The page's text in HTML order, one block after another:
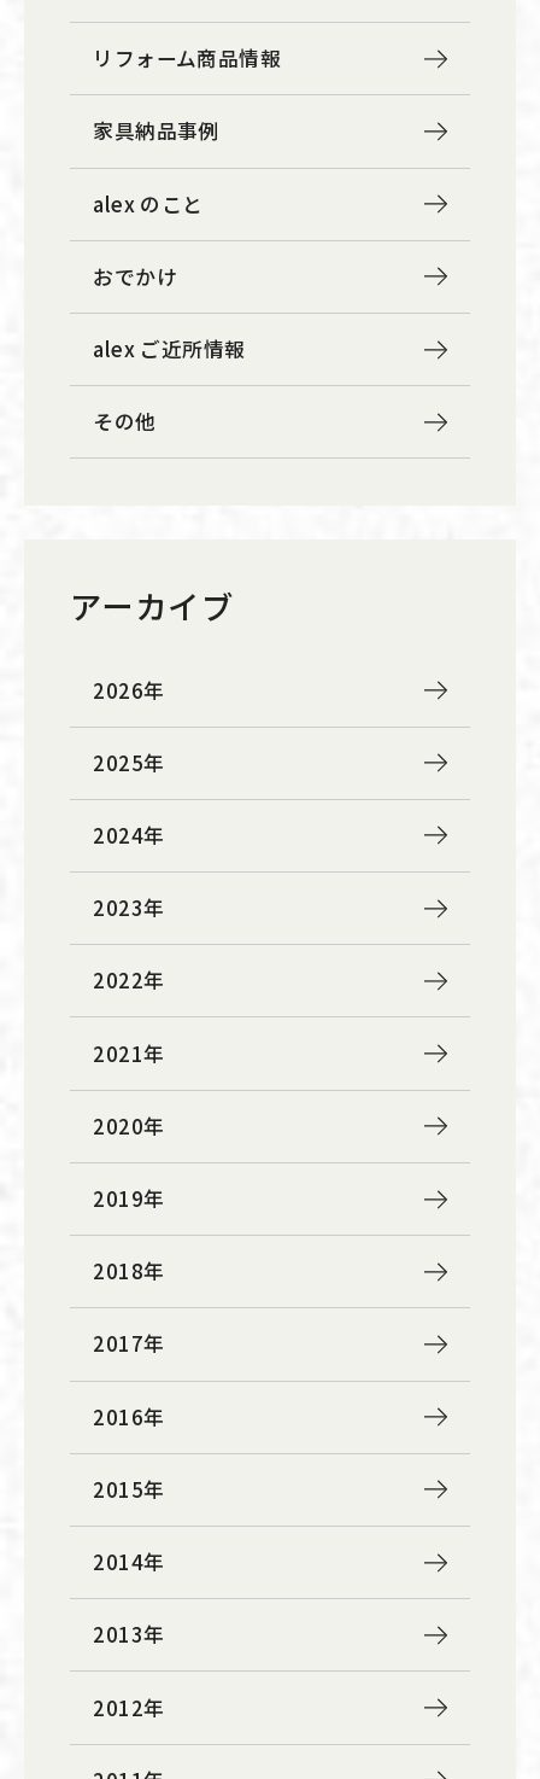
リフォーム商品情報
家具納品事例
alex のこと
おでかけ
alex ご近所情報
その他
アーカイブ
2026年
2025年
2024年
2023年
2022年
2021年
2020年
2019年
2018年
2017年
2016年
2015年
2014年
2013年
2012年